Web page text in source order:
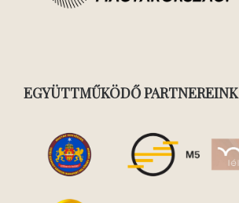
EGYÜTTMŰKÖDŐ PARTNEREINK